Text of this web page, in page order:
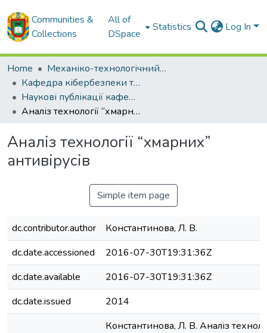
Communities &
Collections
All of
DSpace
Statistics Log In
Home
Механіко-технологічний факультет
Кафедра кібербезпеки та програмного забезпечення
Наукові публікації кафедри КБ та ПЗ
Аналіз технології “хмарних” антивірусів
Аналіз технології “хмарних”
антивірусів
Simple item page
dc.contributor.author
Константинова, Л. В.
dc.date.accessioned
2016-07-30T19:31:36Z
dc.date.available
2016-07-30T19:31:36Z
dc.date.issued
2014
Константинова, Л. В. Аналіз